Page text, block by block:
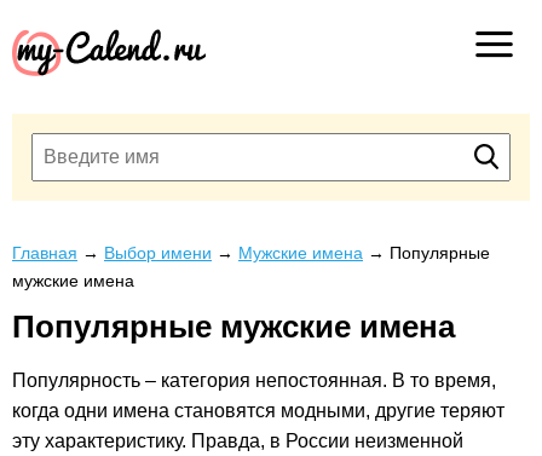
Главная → Выбор имени → Мужские имена → Популярные
мужские имена
Популярные мужские имена
Популярность – категория непостоянная. В то время,
когда одни имена становятся модными, другие теряют
эту характеристику. Правда, в России неизменной